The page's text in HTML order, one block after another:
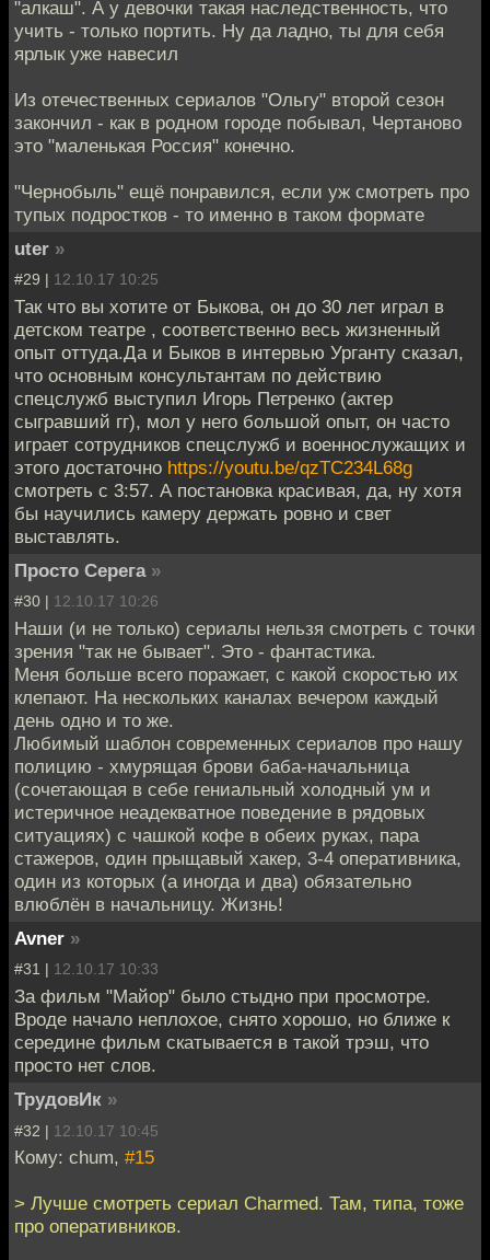
"алкаш". А у девочки такая наследственность, что
учить - только портить. Ну да ладно, ты для себя
ярлык уже навесил
Из отечественных сериалов "Ольгу" второй сезон
закончил - как в родном городе побывал, Чертаново
это "маленькая Россия" конечно.
"Чернобыль" ещё понравился, если уж смотреть про
тупых подростков - то именно в таком формате
uter »
#29 | 12.10.17 10:25
Так что вы хотите от Быкова, он до 30 лет играл в
детском театре , соответственно весь жизненный
опыт оттуда.Да и Быков в интервью Урганту сказал,
что основным консультантам по действию
спецслужб выступил Игорь Петренко (актер
сыгравший гг), мол у него большой опыт, он часто
играет сотрудников спецслужб и военнослужащих и
этого достаточно https://youtu.be/qzTC234L68g
смотреть с 3:57. А постановка красивая, да, ну хотя
бы научились камеру держать ровно и свет
выставлять.
Просто Серега »
#30 | 12.10.17 10:26
Наши (и не только) сериалы нельзя смотреть с точки
зрения "так не бывает". Это - фантастика.
Меня больше всего поражает, с какой скоростью их
клепают. На нескольких каналах вечером каждый
день одно и то же.
Любимый шаблон современных сериалов про нашу
полицию - хмурящая брови баба-начальница
(сочетающая в себе гениальный холодный ум и
истеричное неадекватное поведение в рядовых
ситуациях) с чашкой кофе в обеих руках, пара
стажеров, один прыщавый хакер, 3-4 оперативника,
один из которых (а иногда и два) обязательно
влюблён в начальницу. Жизнь!
Avner »
#31 | 12.10.17 10:33
За фильм "Майор" было стыдно при просмотре.
Вроде начало неплохое, снято хорошо, но ближе к
середине фильм скатывается в такой трэш, что
просто нет слов.
ТрудовИк »
#32 | 12.10.17 10:45
Кому: chum, #15
> Лучше смотреть сериал Charmed. Там, типа, тоже
про оперативников.